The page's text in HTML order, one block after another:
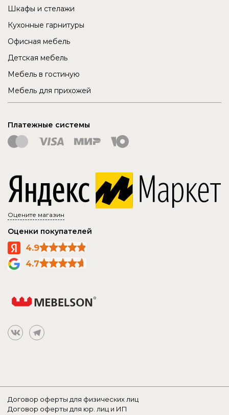
Шкафы и стелажи
Кухонные гарнитуры
Офисная мебель
Детская мебель
Мебель в гостиную
Мебель для прихожей
Платежные системы
Оцените магазин
Оценки покупателей
4.9
4.7
Договор оферты для физических лиц
Договор оферты для юр. лиц и ИП